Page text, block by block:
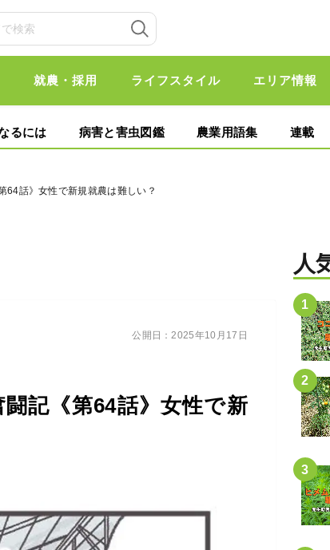
就農・採用 ライフスタイル エリア情報
るには 病害と害虫図鑑 農業用語集 連載
64話》女性で新規就農は難しい？
記《第64話》女性で新
公開日：2025年10月17日
人